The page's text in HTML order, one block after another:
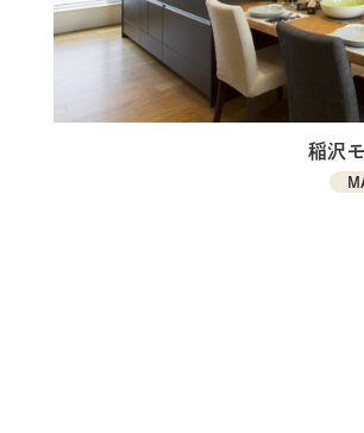
稲沢